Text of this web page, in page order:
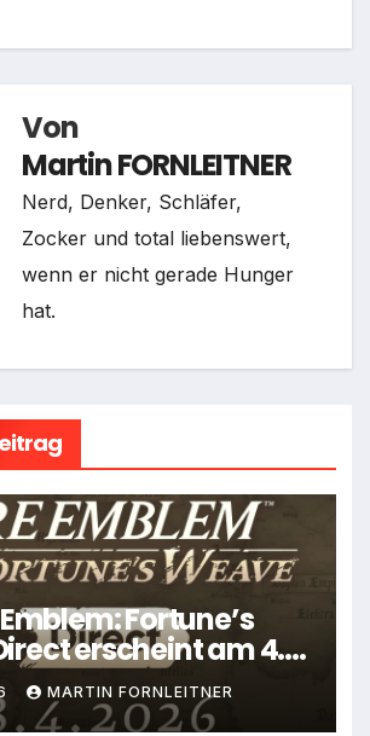
Von
Martin FORNLEITNER
Nerd, Denker, Schläfer,
Zocker und total liebenswert,
wenn er nicht gerade Hunger
hat.
Fortune’s
erscheint am 4.
MARTIN FORNLEITNER